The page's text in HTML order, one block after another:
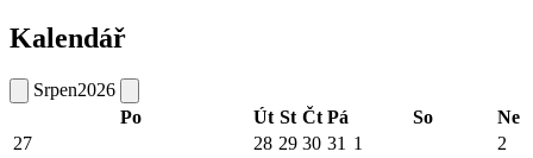
Kalendář
Srpen2026
Po
Út St Čt Pá So
Ne
27
28 29 30 31 1
2